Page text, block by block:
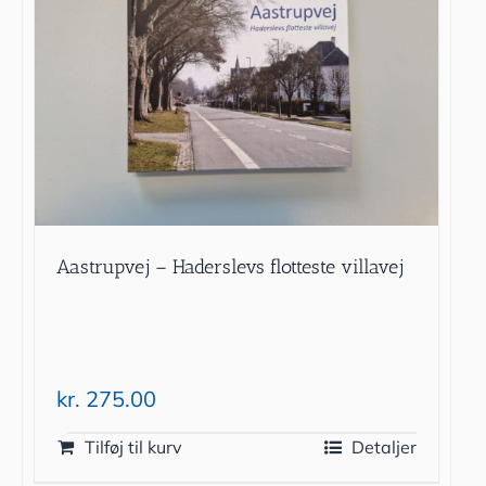
Aastrupvej – Haderslevs flotteste villavej
kr. 275.00
Tilføj til kurv Detaljer